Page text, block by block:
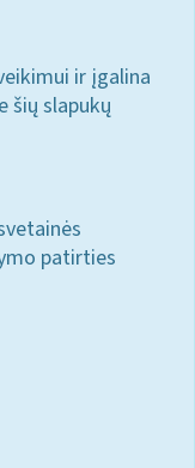
ir įgalina
šių slapukų
patirties